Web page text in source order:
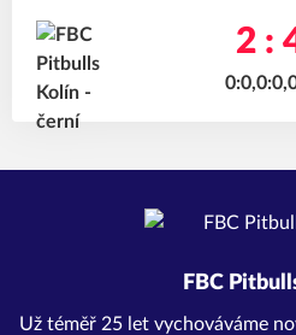
2 :
FBC
Už téměř 25 let vychováváme